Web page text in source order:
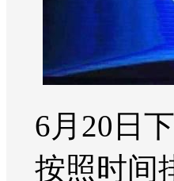
6月20日
按照时间